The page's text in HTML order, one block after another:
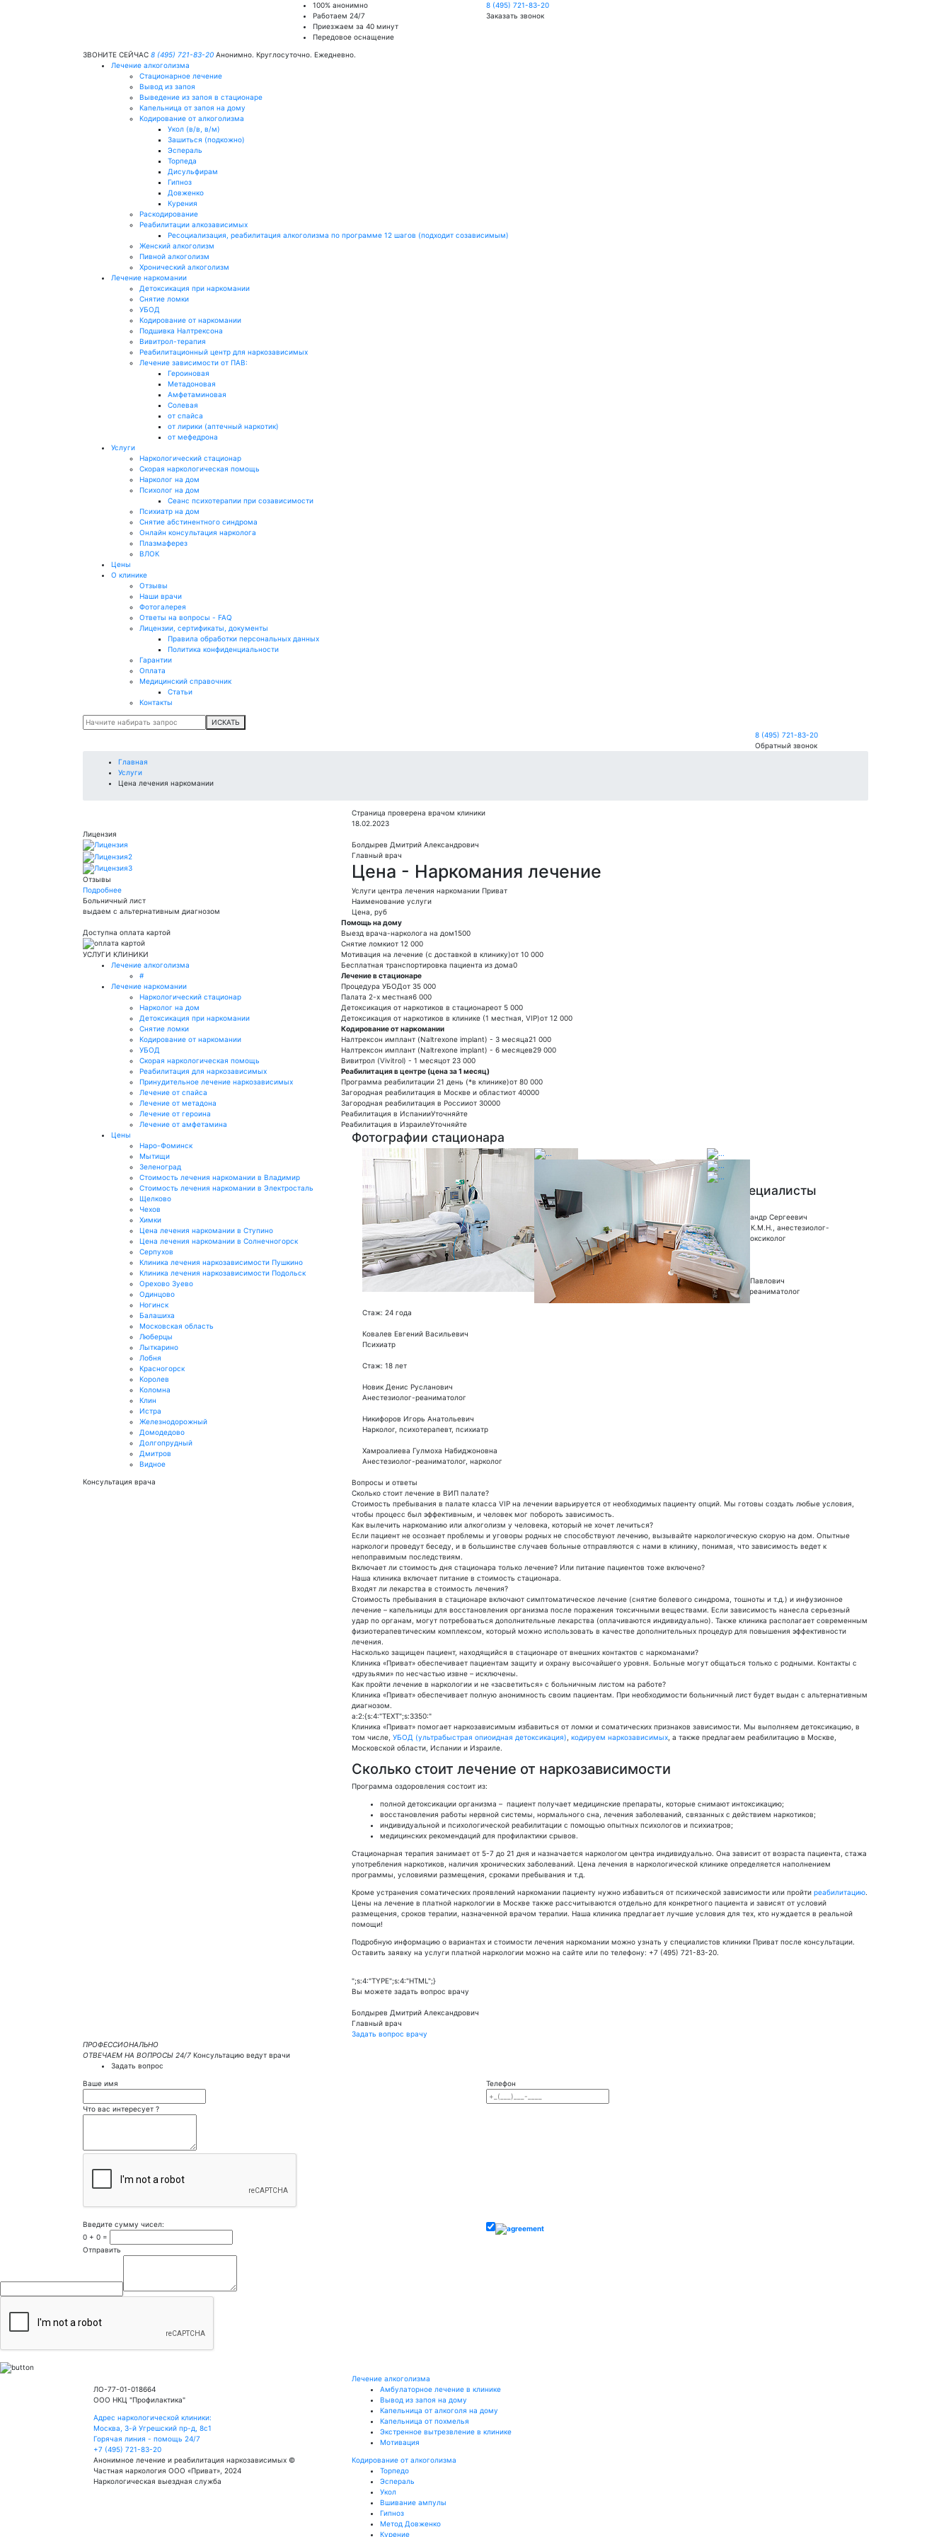
100% анонимно
Работаем 24/7
Приезжаем за 40 минут
Передовое оснащение
8 (495) 721-83-20
Заказать звонок
ЗВОНИТЕ СЕЙЧАС 8 (495) 721-83-20 Анонимно. Круглосуточно. Ежедневно.
Лечение алкоголизма
Стационарное лечение
Вывод из запоя
Выведение из запоя в стационаре
Капельница от запоя на дому
Кодирование от алкоголизма
Укол (в/в, в/м)
Зашиться (подкожно)
Эспераль
Торпеда
Дисульфирам
Гипноз
Довженко
Курения
Раскодирование
Реабилитации алкозависимых
Ресоциализация, реабилитация алкоголизма по программе 12 шагов (подходит созависимым)
Женский алкоголизм
Пивной алкоголизм
Хронический алкоголизм
Лечение наркомании
Детоксикация при наркомании
Снятие ломки
УБОД
Кодирование от наркомании
Подшивка Налтрексона
Вивитрол-терапия
Реабилитационный центр для наркозависимых
Лечение зависимости от ПАВ:
Героиновая
Метадоновая
Амфетаминовая
Солевая
от спайса
от лирики (аптечный наркотик)
от мефедрона
Услуги
Наркологический стационар
Скорая наркологическая помощь
Нарколог на дом
Психолог на дом
Сеанс психотерапии при созависимости
Психиатр на дом
Снятие абстинентного синдрома
Онлайн консультация нарколога
Плазмаферез
ВЛОК
Цены
О клинике
Отзывы
Наши врачи
Фотогалерея
Ответы на вопросы - FAQ
Лицензии, сертификаты, документы
Правила обработки персональных данных
Политика конфиденциальности
Гарантии
Оплата
Медицинский справочник
Статьи
Контакты
ИСКАТЬ
8 (495) 721-83-20
Обратный звонок
Главная
Услуги
Цена лечения наркомании
Лицензия
Отзывы
Подробнее
Больничный лист
выдаем с альтернативным диагнозом
Доступна оплата картой
УСЛУГИ КЛИНИКИ
Лечение алкоголизма
#
Лечение наркомании
Наркологический стационар
Нарколог на дом
Детоксикация при наркомании
Снятие ломки
Кодирование от наркомании
УБОД
Скорая наркологическая помощь
Реабилитация для наркозависимых
Принудительное лечение наркозависимых
Лечение от спайса
Лечение от метадона
Лечение от героина
Лечение от амфетамина
Цены
Наро-Фоминск
Мытищи
Зеленоград
Стоимость лечения наркомании в Владимир
Стоимость лечения наркомании в Электросталь
Щелково
Чехов
Химки
Цена лечения наркомании в Ступино
Цена лечения наркомании в Солнечногорск
Серпухов
Клиника лечения наркозависимости Пушкино
Клиника лечения наркозависимости Подольск
Орехово Зуево
Одинцово
Ногинск
Балашиха
Московская область
Люберцы
Лыткарино
Лобня
Красногорск
Королев
Коломна
Клин
Истра
Железнодорожный
Домодедово
Долгопрудный
Дмитров
Видное
Консультация врача
Страница проверена врачом клиники
18.02.2023
Болдырев Дмитрий Александрович
Главный врач
Цена - Наркомания лечение
Услуги центра лечения наркомании Приват
Наименование услуги
Цена, руб
Помощь на дому
Выезд врача-нарколога на дом1500
Снятие ломкиот 12 000
Мотивация на лечение (с доставкой в клинику)от 10 000
Бесплатная транспортировка пациента из дома0
Лечение в стационаре
Процедура УБОДот 35 000
Палата 2-х местная6 000
Детоксикация от наркотиков в стационареот 5 000
Детоксикация от наркотиков в клинике (1 местная, VIP)от 12 000
Кодирование от наркомании
Налтрексон имплант (Naltrexone implant) - 3 месяца21 000
Налтрексон имплант (Naltrexone implant) - 6 месяцев29 000
Вивитрол (Vivitrol) - 1 месяцот 23 000
Реабилитация в центре (цена за 1 месяц)
Программа реабилитации 21 день (*в клинике)от 80 000
Загородная реабилитация в Москве и областиот 40000
Загородная реабилитация в Россииот 30000
Реабилитация в ИспанииУточняйте
Реабилитация в ИзраилеУточняйте
Фотографии стационара
Наши специалисты
Ливанов Александр Сергеевич
Главный врач, К.М.Н., анестезиолог-
рениматолог, токсиколог
Стаж: 42 года
Лось Дмитрий Павлович
Анестезиолог-реаниматолог
Стаж: 24 года
Ковалев Евгений Васильевич
Психиатр
Стаж: 18 лет
Новик Денис Русланович
Анестезиолог-реаниматолог
Никифоров Игорь Анатольевич
Нарколог, психотерапевт, психиатр
Хамроалиева Гулмоха Набиджоновна
Анестезиолог-реаниматолог, нарколог
Вопросы и ответы
Сколько стоит лечение в ВИП палате?
Стоимость пребывания в палате класса VIP на лечении варьируется от необходимых пациенту опций. Мы готовы создать любые условия,
чтобы процесс был эффективным, и человек мог побороть зависимость.
Как вылечить наркоманию или алкоголизм у человека, который не хочет лечиться?
Если пациент не осознает проблемы и уговоры родных не способствуют лечению, вызывайте наркологическую скорую на дом. Опытные
наркологи проведут беседу, и в большинстве случаев больные отправляются с нами в клинику, понимая, что зависимость ведет к
непоправимым последствиям.
Включает ли стоимость дня стационара только лечение? Или питание пациентов тоже включено?
Наша клиника включает питание в стоимость стационара.
Входят ли лекарства в стоимость лечения?
Стоимость пребывания в стационаре включают симптоматическое лечение (снятие болевого синдрома, тошноты и т.д.) и инфузионное
лечение – капельницы для восстановления организма после поражения токсичными веществами. Если зависимость нанесла серьезный
удар по органам, могут потребоваться дополнительные лекарства (оплачиваются индивидуально). Также клиника располагает современным
физиотерапевтическим комплексом, который можно использовать в качестве дополнительных процедур для повышения эффективности
лечения.
Насколько защищен пациент, находящийся в стационаре от внешних контактов с наркоманами?
Клиника «Приват» обеспечивает пациентам защиту и охрану высочайшего уровня. Больные могут общаться только с родными. Контакты с
«друзьями» по несчастью извне – исключены.
Как пройти лечение в наркологии и не «засветиться» с больничным листом на работе?
Клиника «Приват» обеспечивает полную анонимность своим пациентам. При необходимости больничный лист будет выдан с альтернативным
диагнозом.
a:2:{s:4:"TEXT";s:3350:"
Клиника «Приват» помогает наркозависимым избавиться от ломки и соматических признаков зависимости. Мы выполняем детоксикацию, в
том числе, УБОД (ультрабыстрая опиоидная детоксикация) кодируем наркозависимых , а также предлагаем реабилитацию в Москве,
Московской области, Испании и Израиле.
Сколько стоит лечение от наркозависимости
Программа оздоровления состоит из:
полной детоксикации организма – пациент получает медицинские препараты, которые снимают интоксикацию;
восстановления работы нервной системы, нормального сна, лечения заболеваний, связанных с действием наркотиков;
индивидуальной и психологической реабилитации с помощью опытных психологов и психиатров;
медицинских рекомендаций для профилактики срывов.
Стационарная терапия занимает от 5-7 до 21 дня и назначается наркологом центра индивидуально. Она зависит от возраста пациента, стажа
употребления наркотиков, наличия хронических заболеваний. Цена лечения в наркологической клинике определяется наполнением
программы, условиями размещения, сроками пребывания и т.д.
Кроме устранения соматических проявлений наркомании пациенту нужно избавиться от психической зависимости или пройти реабилитацию.
Цены на лечение в платной наркологии в Москве также рассчитываются отдельно для конкретного пациента и зависят от условий
размещения, сроков терапии, назначенной врачом терапии. Наша клиника предлагает лучшие условия для тех, кто нуждается в реальной
помощи!
Подробную информацию о вариантах и стоимости лечения наркомании можно узнать у специалистов клиники Приват после консультации.
Оставить заявку на услуги платной наркологии можно на сайте или по телефону: +7 (495) 721-83-20.
";s:4:"TYPE";s:4:"HTML";}
Вы можете задать вопрос врачу
Болдырев Дмитрий Александрович
Главный врач
Задать вопрос врачу
ПРОФЕССИОНАЛЬНО
ОТВЕЧАЕМ НА ВОПРОСЫ 24/7 Консультацию ведут врачи
Задать вопрос
Ваше имя Телефон
Что вас интересует ?
Введите сумму чисел:
0 + 0 =
Отправить
ЛО-77-01-018664
ООО НКЦ "Профилактика"
Адрес наркологической клиники:
Москва, 3-й Угрешский пр-д, 8с1
Горячая линия - помощь 24/7
+7 (495) 721-83-20
Анонимное лечение и реабилитация наркозависимых ©
Частная наркология ООО «Приват», 2024
Наркологическая выездная служба
Лечение алкоголизма
Амбулаторное лечение в клинике
Вывод из запоя на дому
Капельница от алкоголя на дому
Капельница от похмелья
Экстренное вытрезвление в клинике
Мотивация
Кодирование от алкоголизма
Торпедо
Эспераль
Укол
Вшивание ампулы
Гипноз
Метод Довженко
Курение